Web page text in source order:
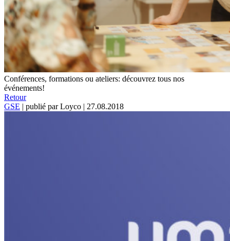
Conférences, formations ou ateliers: découvrez tous nos
événements!
Retour
GSE | publié par Loyco | 27.08.2018